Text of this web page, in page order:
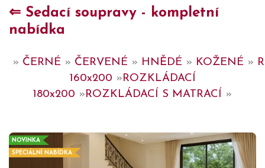
⇐ Sedací soupravy - kompletní
nabídka
» ČERNÉ » ČERVENÉ » HNĚDÉ » KOŽENÉ »
160x200 »ROZKLÁDACÍ
180x200 »ROZKLÁDACÍ S MATRACÍ »
NOVINKA
SPECIÁLNÍ NABÍDKA